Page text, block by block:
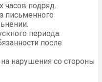
часов подряд.
письменного
периода.
после
на нарушения со стороны